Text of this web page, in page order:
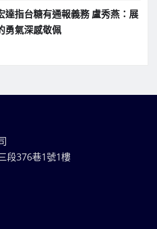
達指台糖有通報義務 盧秀燕：展
勇氣深感敬佩
段376巷1號1樓